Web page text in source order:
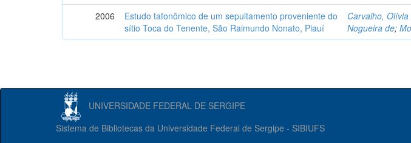
2006
Estudo tafonômico de um sepultamento proveniente do
sítio Toca do Tenente, São Raimundo Nonato, Piauí
Carvalho,
Nogueira de;
UNIVERSIDADE FEDERAL DE SERGIPE
Sistema de Bibliotecas da Universidade Federal de Sergipe - SIBIUFS